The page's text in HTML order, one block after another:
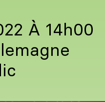
À 14h00